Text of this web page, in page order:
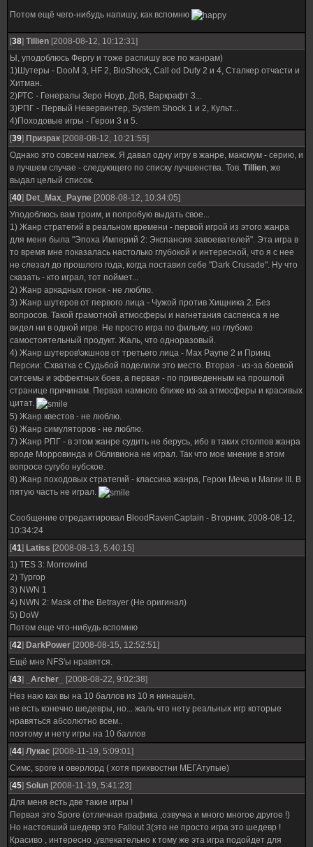
Потом ещё чего-нибудь напишу, как вспомню
[38] Tillien [2008-08-12, 10:12:31]
Ы, уподоблюсь Фергу и тоже распишу все по жанрам)
1)Шутеры - DooM 3, HF 2, BioShock, Call od Duty 2 и 4, Сталкер отчасти и
Хитман.
2)РТС - Генералы Зеро Ноур, ДоВ, Варкрафт 3...
3)РПГ - Первый Невервинтер, System Shock 1 и 2, Культ...
4)Походовые игры - Герои 3 и 5.
[39] Призрак [2008-08-12, 10:21:55]
Однако это совсем наглеж. Я давал одну игру в жанре, максмум - серию, и
в лучшем случае - следующего по списку лучшенства. Тов. Tillien, же
выдал целый список.
[40] Det_Max_Payne [2008-08-12, 10:34:05]
Уподоблюсь вам троим, и попробую выдать свое...
1) Жанр стратегий в реальном времени - первой игрой из этого жанра
для меня была "Эпоха Империй 2: Экспансия завоевателей". Эта игра в
то время мне показалась настолько глубокой и интересной, что я с нее
не слезал до прошлого года, когда поставил себе "Dark Crusade". Ну что
сказать - кто играл, тот поймет...
2) Жанр аркадных гонок - не люблю.
3) Жанр шутеров от первого лица - Чужой против Хищника 2. Без
вопросов. Такой грамотной атмосферы и нагнетания саспенса я не
видел ни в одной игре. Не просто игра по фильму, но глубоко
самостоятельный продукт. Жаль, что одноразовый.
4) Жанр шутеров\экшнов от третьего лица - Max Payne 2 и Принц
Персии: Схватка с Судьбой поделили это место. Вторая - из-за боевой
ситсемы и эффектных боев, а первая - по приведенным на прошлой
странице причинам. Первая намного ближе из-за атмосферы и красивых
цитат.
5) Жанр квестов - не люблю.
6) Жанр симуляторов - не люблю.
7) Жанр РПГ - в этом жанре судить не берусь, ибо в таких столпов жанра
вроде Морровинда и Обливиона не играл. Так что мое мнение в этом
вопросе сугубо нубское.
8) Жанр походовых стратегий - классика жанра, Герои Меча и Магии III. В
пятую часть не играл.
Сообщение отредактировал BloodRavenCaptain - Вторник, 2008-08-12,
10:34:24
[41] Latiss [2008-08-13, 5:40:15]
1) TES 3: Morrowind
2) Тургор
3) NWN 1
4) NWN 2: Mask of the Betrayer (Не оригинал)
5) DoW
Потом еще что-нибудь вспомню
[42] DarkPower [2008-08-15, 12:52:51]
Ещё мне NFS'ы нравятся.
[43] _Archer_
[2008-08-22, 9:02:38]
Нез наю как вы на 10 баллов из 10 я нинашёл,
не есть конечно шедевры, но... жаль что нету реальных игр которые
нравяться абсолютно всем..
поэтому и нету игры на 10 баллов
[44] Лукас [2008-11-19, 5:09:01]
Симс, spore и оверлорд ( хотя прихвостни МЕГАтупые)
[45] Solun [2008-11-19, 5:41:23]
Для меня есть две такие игры !
Первая это Spore (отличная графика ,озвучка и много многое другое !)
Но настояший шедевр это Fallout 3(это не просто игра это шедевр !
Красиво , интересно ,увлекательно к тому же эта игра подойдет для